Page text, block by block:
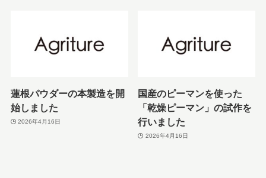
蓮根パウダーの本製造を開
始しました
2026年4月16日
国産のピーマンを使った
「乾燥ピーマン」の試作を
行いました
2026年4月16日